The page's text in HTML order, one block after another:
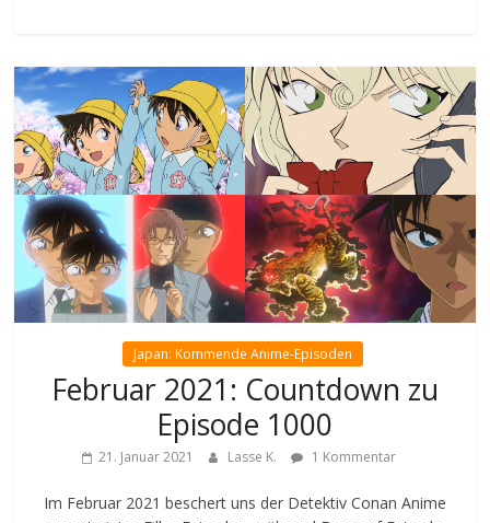
Japan: Kommende Anime-Episoden
Februar 2021: Countdown zu
Episode 1000
21. Januar 2021 Lasse K. 1 Kommentar
Im Februar 2021 beschert uns der Detektiv Conan Anime